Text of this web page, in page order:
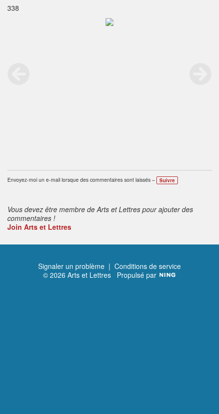
338
Envoyez-moi un e-mail lorsque des commentaires sont laissés – Suivre
Vous devez être membre de Arts et Lettres pour ajouter des
commentaires !
Join Arts et Lettres
Signaler un problème | Conditions de service
© 2026 Arts et Lettres Propulsé par